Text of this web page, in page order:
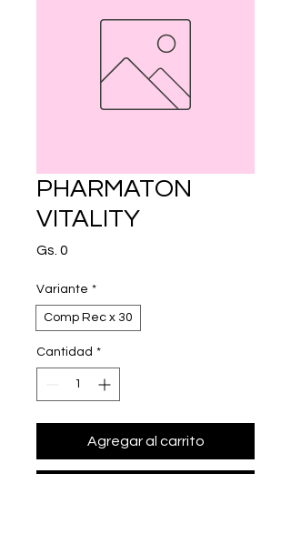
PHARMATON
VITALITY
Gs. 0
Variante *
Comp Rec x 30
Cantidad *
Agregar al carrito